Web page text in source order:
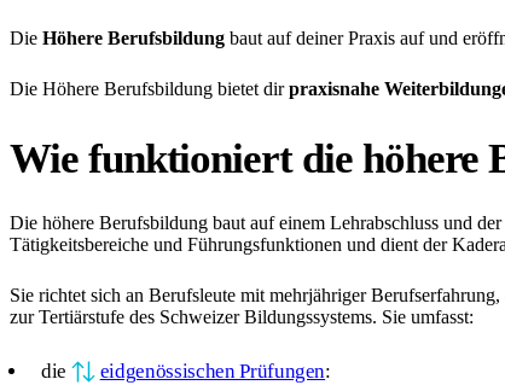
Die Höhere Berufsbildung baut auf deiner Praxis auf und
Die Höhere Berufsbildung bietet dirpraxisnahe
Wie funktioniert die höhere
Die höhere Berufsbildung baut auf einem Lehrabschluss und
Tätigkeitsbereiche und Führungsfunktionen und dient der
Sie richtet sich an Berufsleute mit mehrjähriger
zur Tertiärstufe des Schweizer Bildungssystems. Sie umfasst:
die eidgenössischen Prüfungen: